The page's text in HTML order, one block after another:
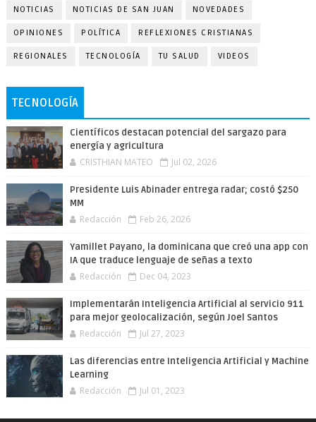
NOTICIAS NOTICIAS DE SAN JUAN NOVEDADES
OPINIONES POLÍTICA REFLEXIONES CRISTIANAS
REGIONALES TECNOLOGÍA TU SALUD VIDEOS
TECNOLOGÍA
Científicos destacan potencial del sargazo para
energía y agricultura
CRISTHIAN MATEO Jul 02, 2026
Presidente Luis Abinader entrega radar; costó $250
MM
Redacción Feb 26, 2026
Yamillet Payano, la dominicana que creó una app con
IA que traduce lenguaje de señas a texto
Redacción Dec 04, 2023
Implementarán Inteligencia Artificial al servicio 911
para mejor geolocalización, según Joel Santos
Redacción Jul 27, 2023
Las diferencias entre Inteligencia Artificial y Machine
Learning
Redacción Jul 01, 2023